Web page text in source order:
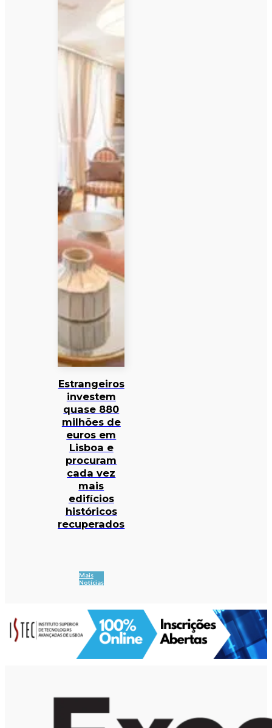
Estrangeiros
investem
quase 880
milhões de
euros em
Lisboa e
procuram
cada vez
mais
edifícios
históricos
recuperados
Mais
Notícias